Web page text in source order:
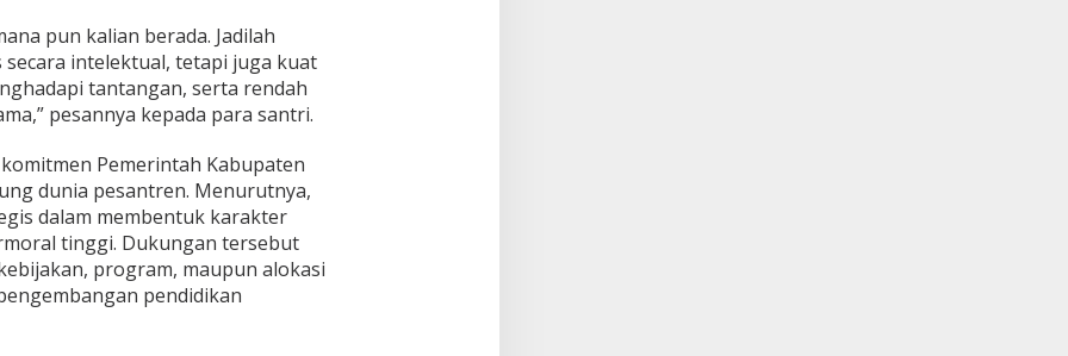
pun kalian berada. Jadilah
intelektual, tetapi juga kuat
tantangan, serta rendah
pesannya kepada para santri.
Pemerintah Kabupaten
dunia pesantren. Menurutnya,
dalam membentuk karakter
tinggi. Dukungan tersebut
program, maupun alokasi
pendidikan